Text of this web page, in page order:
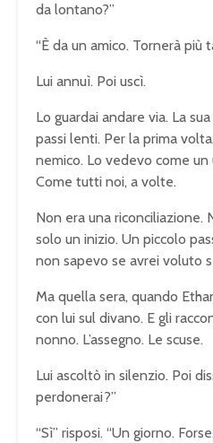
da lontano?”
“È da un amico. Tornerà più
Lui annuì. Poi uscì.
Lo guardai andare via. La
passi lenti. Per la prima
nemico. Lo vedevo come
Come tutti noi, a volte.
Non era una riconciliazione.
solo un inizio. Un piccolo
non sapevo se avrei voluto
Ma quella sera, quando
con lui sul divano. E gli
nonno. L’assegno. Le scuse.
Lui ascoltò in silenzio. Poi
perdonerai?”
“Sì” risposi. “Un giorno.